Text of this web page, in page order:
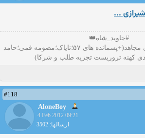
...
#جاوید_شاه👑
مرگ بر ۳ فاسد : ملا چپی مجاهد(+پسمانده های ۵۷؛نایاک؛مصومه قمی؛حامد
کهنه تروریست تجزیه طلب و شرکا)
#118
AloneBoy
4 Feb 2012 09:21
ارسالها: 3502